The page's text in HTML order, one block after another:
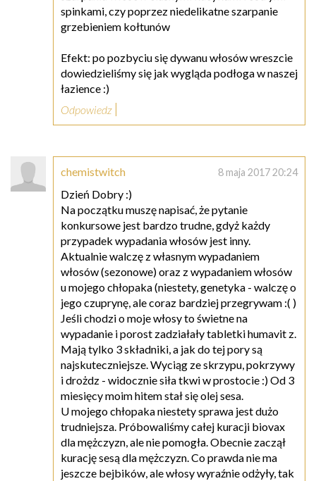
spinkami, czy poprzez niedelikatne szarpanie
grzebieniem kołtunów
Efekt: po pozbyciu się dywanu włosów wreszcie
dowiedzieliśmy się jak wygląda podłoga w naszej
łazience :)
Odpowiedz
chemistwitch 8 maja 2017 20:24
Dzień Dobry :)
Na początku muszę napisać, że pytanie
konkursowe jest bardzo trudne, gdyż każdy
przypadek wypadania włosów jest inny.
Aktualnie walczę z własnym wypadaniem
włosów (sezonowe) oraz z wypadaniem włosów
u mojego chłopaka (niestety, genetyka - walczę o
jego czuprynę, ale coraz bardziej przegrywam :( )
Jeśli chodzi o moje włosy to świetne na
wypadanie i porost zadziałały tabletki humavit z.
Mają tylko 3 składniki, a jak do tej pory są
najskuteczniejsze. Wyciąg ze skrzypu, pokrzywy
i drożdz - widocznie siła tkwi w prostocie :) Od 3
miesięcy moim hitem stał się olej sesa.
U mojego chłopaka niestety sprawa jest dużo
trudniejsza. Próbowaliśmy całej kuracji biovax
dla mężczyzn, ale nie pomogła. Obecnie zaczął
kurację sesą dla mężczyzn. Co prawda nie ma
jeszcze bejbików, ale włosy wyraźnie odżyły, tak